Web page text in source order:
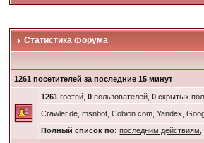
Статистика форума
1261 посетителей за последние 15 минут
1261 гостей,0 пользователей,0 скрытых
Crawler.de, msnbot, Cobion.com, Yandex,
Полный список по: последним действиям